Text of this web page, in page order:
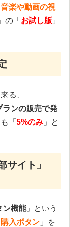
音楽や動画の視
」の「 お試し版 」
る、
ランの販売で発
も「5%のみ 」と
サイト」
ン機能」という
購入ボタン 」を